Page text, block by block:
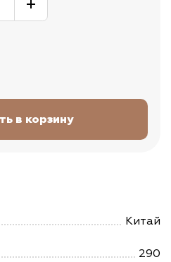
Китай
290